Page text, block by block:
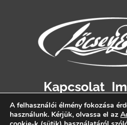
Kapcsolat
A felhasználói élmény fokozása
használunk. Kérjük, olvassa el az